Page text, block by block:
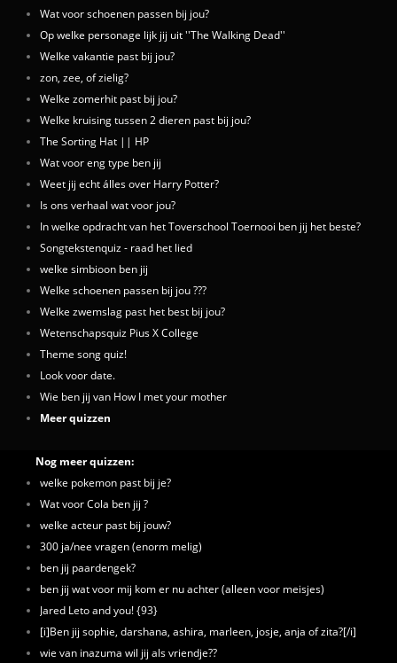
Wat voor schoenen passen bij jou?
Op welke personage lijk jij uit ''The Walking Dead''
Welke vakantie past bij jou?
zon, zee, of zielig?
Welke zomerhit past bij jou?
Welke kruising tussen 2 dieren past bij jou?
The Sorting Hat || HP
Wat voor eng type ben jij
Weet jij echt álles over Harry Potter?
Is ons verhaal wat voor jou?
In welke opdracht van het Toverschool Toernooi ben jij het beste?
Songtekstenquiz - raad het lied
welke simbioon ben jij
Welke schoenen passen bij jou ???
Welke zwemslag past het best bij jou?
Wetenschapsquiz Pius X College
Theme song quiz!
Look voor date.
Wie ben jij van How I met your mother
Meer quizzen
Nog meer quizzen:
welke pokemon past bij je?
Wat voor Cola ben jij ?
welke acteur past bij jouw?
300 ja/nee vragen (enorm melig)
ben jij paardengek?
ben jij wat voor mij kom er nu achter (alleen voor meisjes)
Jared Leto and you! {93}
[i]Ben jij sophie, darshana, ashira, marleen, josje, anja of zita?[/i]
wie van inazuma wil jij als vriendje??